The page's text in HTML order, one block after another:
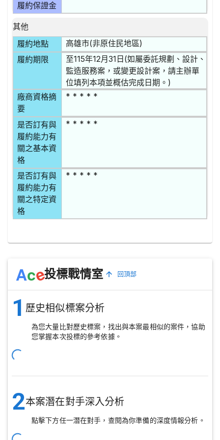
履約保證金
其他
履約地點
高雄市(非原住民地區)
履約期限
至115年12月31日(如屬委託規劃、設計、
監造服務案，或變更設計案，請主辦單
位填列本項並概估完成日期。)
廠商資格摘
要
* * * * *
是否訂有與
履約能力有
關之基本資
格
* * * * *
是否訂有與
履約能力有
關之特定資
格
* * * * *
Ace投標戰情室 回頂部
1 歷史相似標案分析
為您大量比對歷史標案，找出與本案最相似的案件，協助
您掌握本次投標的參考依據。
2本案潛在對手深入分析
點擊下方任一潛在對手，查閱為你準備的深度情報分析。